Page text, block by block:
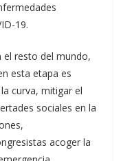
19.
el resto del mundo,
esta etapa es
curva, mitigar el
sociales en la
acoger la